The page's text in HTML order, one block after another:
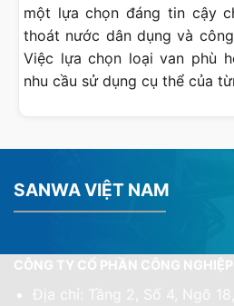
một lựa chọn đáng tin cậy
thoát nước dân dụng và
Việc lựa chọn loại van phù
nhu cầu sử dụng cụ thể của
SANWA VIỆT NAM
CÔNG TY CỔ PHẦN CÔNG
Địa chỉ: Tầng 2, Số 4, Ngõ